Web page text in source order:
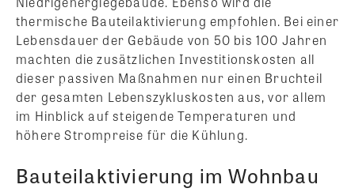
thermische Bauteilaktivierung empfohlen. Bei einer
Lebensdauer der Gebäude von 50 bis 100 Jahren
machten die zusätzlichen Investitionskosten all
dieser passiven Maßnahmen nur einen Bruchteil
der gesamten Lebenszykluskosten aus, vor allem
im Hinblick auf steigende Temperaturen und
höhere Strompreise für die Kühlung.
Bauteilaktivierung im Wohnbau